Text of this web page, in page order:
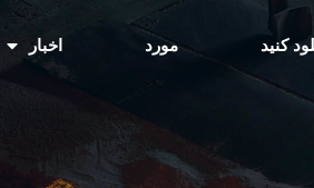
کنید مورد اخبار